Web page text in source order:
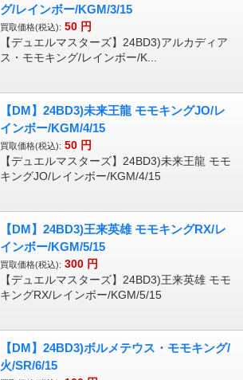
グ/レインボー/KGM/3/15
買取価格(税込): 50 円
【デュエルマスターズ】24BD3)アルカディア
ス・モモキング/レインボー/K...
【DM】24BD3)未来王龍 モモキングJO/レ
インボー/KGM/4/15
買取価格(税込): 50 円
【デュエルマスターズ】24BD3)未来王龍 モモ
キングJO/レインボー/KGM/4/15
【DM】24BD3)王来英雄 モモキングRX/レ
インボー/KGM/5/15
買取価格(税込): 300 円
【デュエルマスターズ】24BD3)王来英雄 モモ
キングRX/レインボー/KGM/5/15
【DM】24BD3)ボルメテウス・モモキング/
火/SR/6/15